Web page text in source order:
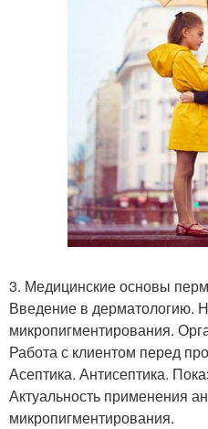
3. Медицинские основы
Введение в дерматологию.
микропигментирования.
Работа с клиентом перед
Асептика. Антисептика.
Актуальность применения
микропигментирования.